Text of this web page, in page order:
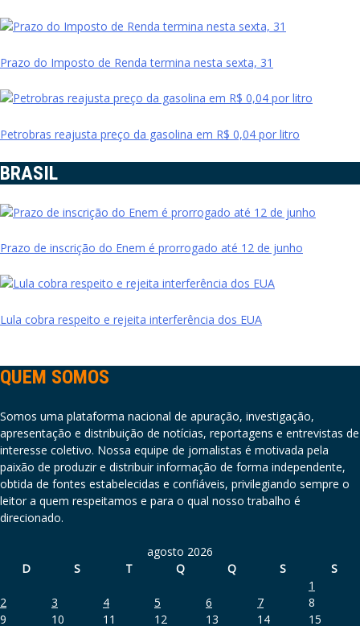
Prazo do Imposto de Renda termina nesta sexta, 31
Petrobras reajusta preço da gasolina em R$ 0,04 por litro
BRASIL
Prazo de inscrição do Enem é prorrogado até 12 de junho
Lula cobra respeito e rejeita interferência dos EUA
QUEM SOMOS
Somos uma plataforma nacional de apuração, investigação,
apresentação e distribuição de notícias, reportagens e entrevistas de
interesse coletivo. Nossa equipe de jornalistas é motivada pela
paixão de produzir e distribuir informação de forma independente,
obtida de fontes estabelecidas e confiáveis, privilegiando sempre o
leitor a quem respeitamos e para o qual nosso trabalho é
direcionado.
agosto 2026
D
S T Q Q S
S
1
2
3 4 5 6 7
8
9
10 11 12 13 14 15